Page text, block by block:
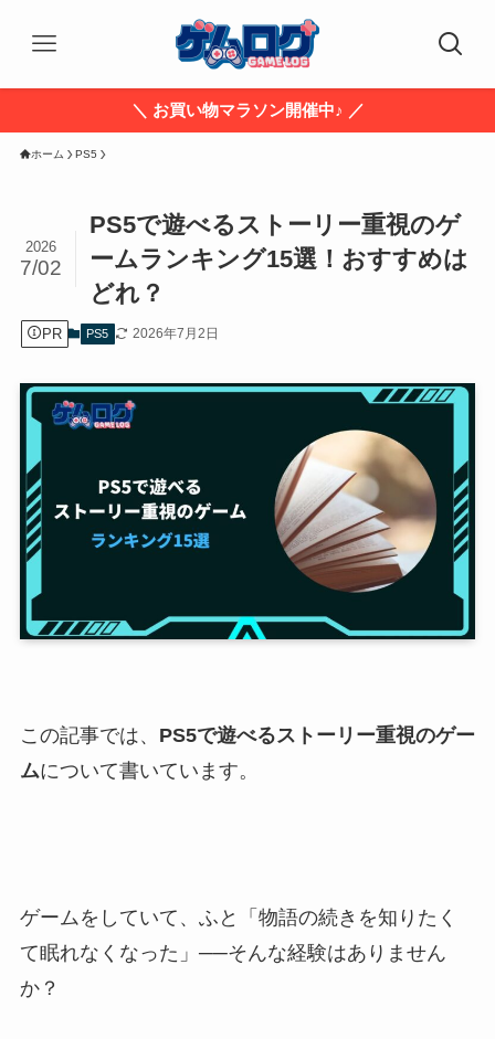
＼ お買い物マラソン開催中♪ ／
ホーム PS5
PS5で遊べるストーリー重視のゲ
ームランキング15選！おすすめは
どれ？
2026
7/02
PR PS5 2026年7月2日
この記事では、 PS5で遊べるストーリー重視のゲー
ムについて書いています。
ゲームをしていて、ふと「物語の続きを知りたく
て眠れなくなった」──そんな経験はありません
か？